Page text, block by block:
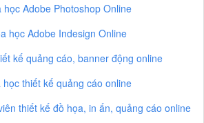
học Adobe Photoshop Online
học Adobe Indesign Online
kế quảng cáo, banner động online
học thiết kế quảng cáo online
thiết kế đồ họa, in ấn, quảng cáo online